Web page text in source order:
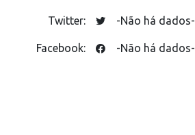
Twitter: -Não há dados-
Facebook: -Não há dados-